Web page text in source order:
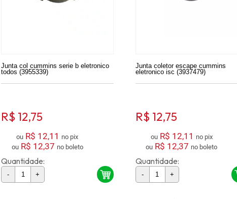
Junta col cummins serie b eletronico
todos (3955339)
R$ 12,75
ou R$ 12,11
no pix
ou R$ 12,37 no boleto
Quantidade:
- +
Junta coletor escape cummins
eletronico isc (3937479)
R$ 12,75
ou R$ 12,11
no pix
ou R$ 12,37 no boleto
Quantidade:
- +